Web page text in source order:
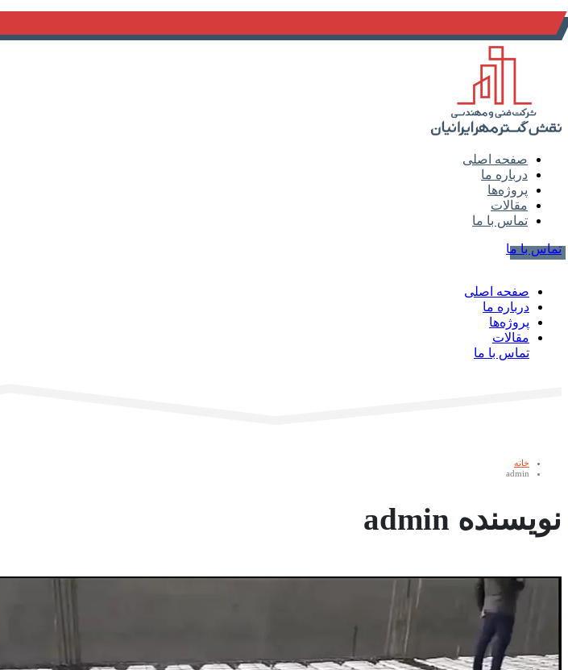
صفحه اصلی
درباره ما
پروژه‌ها
مقالات
تماس با ما
تماس با ما
صفحه اصلی
درباره ما
پروژه‌ها
مقالات
تماس با ما
خانه
admin
نویسنده admin